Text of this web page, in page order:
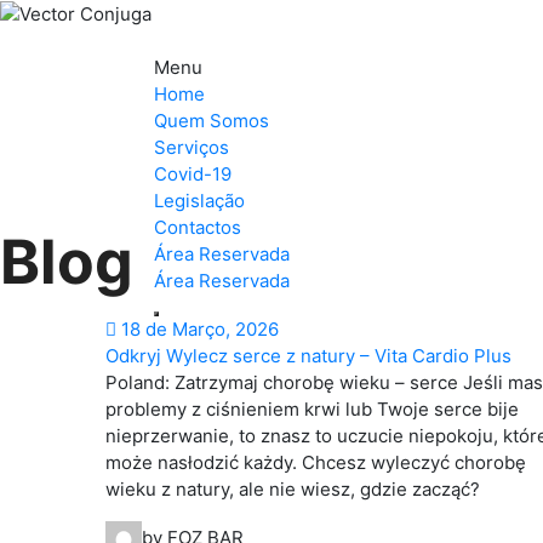
Menu
Home
Quem Somos
Serviços
Covid-19
Legislação
Contactos
Área Reservada
Área Reservada
Blog
18 de Março, 2026
Odkryj Wylecz serce z natury – Vita Cardio Plus
Poland: Zatrzymaj chorobę wieku – serce Jeśli
problemy z ciśnieniem krwi lub Twoje serce bije
nieprzerwanie, to znasz to uczucie niepokoju,
może nasłodzić każdy. Chcesz wyleczyć chorobę
wieku z natury, ale nie wiesz, gdzie zacząć?
by FOZ BAR